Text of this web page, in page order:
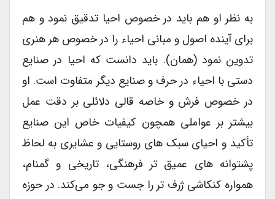
به نظر او هم باید در خصوص احیا تدقیق نمود و هم
برای آینده اصول و مبانی احیاء را در خصوص هر هنری
تدوین نمود (همان). باید دانست که احیا در صنایع
دستی با احیاء در حرف و صنایع دیگر متفاوت است. او
در خصوص فرش و خاصه قالی دلائلی بر دقت عمل
بیشتر بر عواملی همچون کیفیات خاص این صنایع
تأکید و احیای سبک های روستایی و عشایری به لحاظ
پشتوانه های عمیق تر فرهنگی،‌ تاریخی و گمنام،
همواره کنکاشی ژرف تر را جست و جو می‌کند. در حوزه